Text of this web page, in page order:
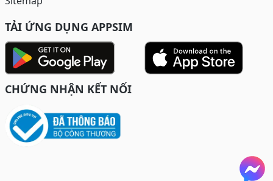
TẢI ỨNG DỤNG APPSIM
CHỨNG NHẬN KẾT NỐI